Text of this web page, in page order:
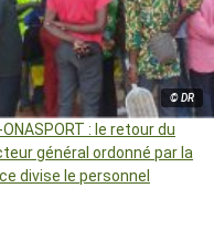
© DR
ONASPORT : le retour du
général ordonné par la
divise le personnel